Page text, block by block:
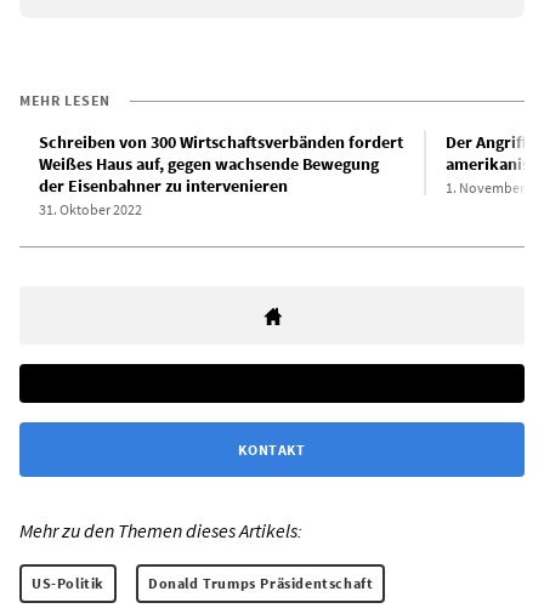
MEHR LESEN
Schreiben von 300 Wirtschaftsverbänden fordert
Weißes Haus auf, gegen wachsende Bewegung
der Eisenbahner zu intervenieren
31. Oktober 2022
Der Angriff
1. November
KONTAKT
Mehr zu den Themen dieses Artikels:
US-Politik Donald Trumps Präsidentschaft